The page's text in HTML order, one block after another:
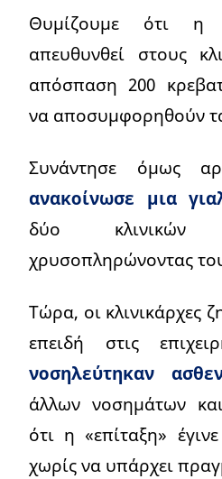
Θυμίζουμε ότι η
απευθυνθεί στους
απόσπαση 200
να αποσυμφορηθούν
Συνάντησε όμως
ανακοίνωσε μια
δύο
χρυσοπληρώνοντας
Τώρα, οι κλινικάρχες
επειδή στις
νοσηλεύτηκαν
άλλων νοσημάτων
ότι η «επίταξη»
χωρίς να υπάρχει